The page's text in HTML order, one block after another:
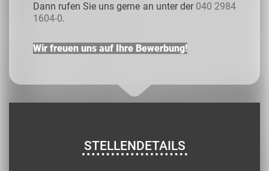
Dann rufen Sie uns gerne an unter der 040 2984
1604-0.
Wir freuen uns auf Ihre Bewerbung!
STELLENDETAILS